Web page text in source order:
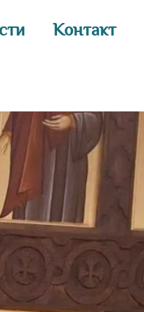
Контакт